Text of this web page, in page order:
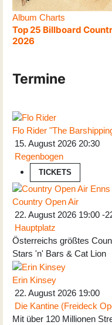
Album Charts
Top 25 Billboard
2026
Termine
Flo Rider "The
15. August 2026 20:30
Regenbogen
TICKETS
Country Open Air
22. August 2026 19:00 -
Hauptplatz
Österreichs größtes
Stars 'n' Bars & Cat Lion
Erin Kinsey
22. August 2026 19:00
Die Kantine (Freideck
Mit über 120 Millionen